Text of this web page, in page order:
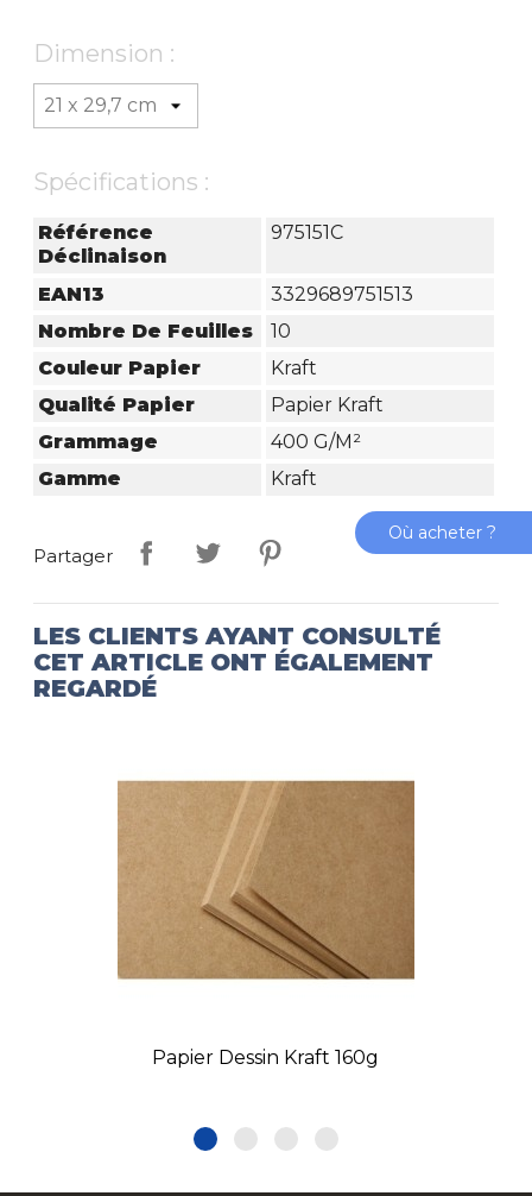
Dimension :
Spécifications :
Référence
Déclinaison
975151C
EAN13
3329689751513
Nombre De Feuilles
10
Couleur Papier
Kraft
Qualité Papier
Papier Kraft
Grammage
400 G/m²
Gamme
Kraft
Partager
LES CLIENTS AYANT CONSULTÉ
CET ARTICLE ONT ÉGALEMENT
REGARDÉ
Papier Dessin Kraft 160g
Où acheter ?